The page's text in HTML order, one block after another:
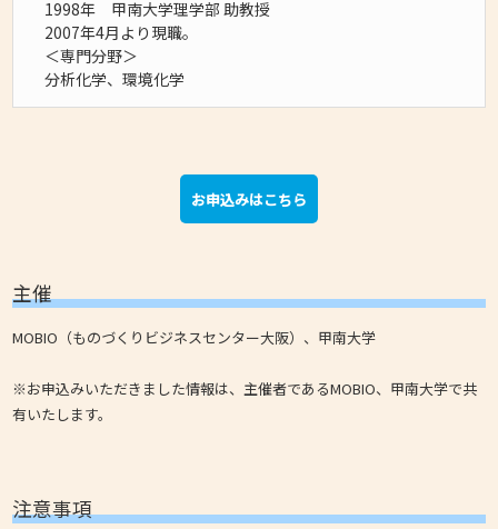
1998年 甲南大学理学部 助教授
2007年4月より現職。
＜専門分野＞
分析化学、環境化学
お申込みはこちら
主催
MOBIO（ものづくりビジネスセンター大阪）、甲南大学
※お申込みいただきました情報は、主催者であるMOBIO、甲南大学で共
有いたします。
注意事項